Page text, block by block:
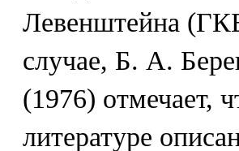
Левенштейна
случае, Б. А.
(1976) отмечает,
литературе